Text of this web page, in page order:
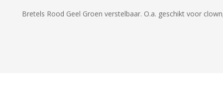
Bretels Rood Geel Groen verstelbaar. O.a. geschikt voor